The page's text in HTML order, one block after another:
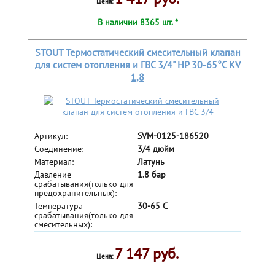
В наличии 8365 шт. *
STOUT Термостатический смесительный клапан
для систем отопления и ГВС 3/4" НР 30-65°С KV
1,8
Артикул:
SVM-0125-186520
Соединение:
3/4 дюйм
Материал:
Латунь
Давление
срабатывания(только для
предохранительных):
1.8 бар
Температура
срабатывания(только для
смесительных):
30-65 С
Цена: 7 147 руб.